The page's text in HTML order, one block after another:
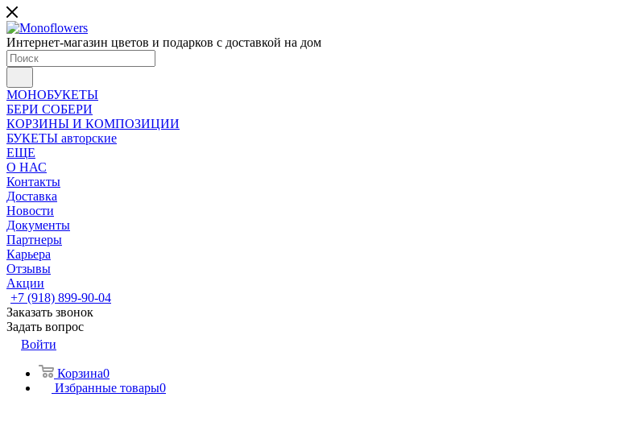
Интернет-магазин цветов и подарков с доставкой на дом
МОНОБУКЕТЫ
БЕРИ СОБЕРИ
КОРЗИНЫ И КОМПОЗИЦИИ
БУКЕТЫ авторские
ЕЩЕ
О НАС
Контакты
Доставка
Новости
Документы
Партнеры
Карьера
Отзывы
Акции
+7 (918) 899-90-04
Заказать звонок
Задать вопрос
Войти
Корзина0
Избранные товары0